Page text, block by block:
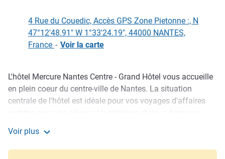
4 Rue du Couedic, Accès GPS Zone Pietonne :, N
47°12'48.91" W 1°33'24.19", 44000 NANTES,
France - Voir la carte
Description
L'hôtel Mercure Nantes Centre - Grand Hôtel vous accueille
en plein coeur du centre-ville de Nantes. La situation
centrale de l'hôtel est idéale pour vos voyages d'affaires
culturels de Nantes. Tout a été pensé pour répondre à vos
attentes : chambres confortables et modernes, bar lounge,
Voir plus